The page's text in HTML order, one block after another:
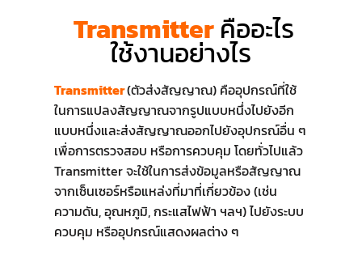
Transmitterคืออะไร
ใช้งานอย่างไร
Transmitter(ตัวส่งสัญญาณ) คืออุปกรณ์ที่ใช้
ในการแปลงสัญญาณจากรูปแบบหนึ่งไปยังอีก
แบบหนึ่งและส่งสัญญาณออกไปยังอุปกรณ์อื่น ๆ
เพื่อการตรวจสอบ หรือการควบคุม โดยทั่วไปแล้ว
Transmitter จะใช้ในการส่งข้อมูลหรือสัญญาณ
จากเซ็นเซอร์หรือแหล่งที่มาที่เกี่ยวข้อง (เช่น
ความดัน, อุณหภูมิ, กระแสไฟฟ้า ฯลฯ) ไปยังระบบ
ควบคุม หรืออุปกรณ์แสดงผลต่าง ๆ